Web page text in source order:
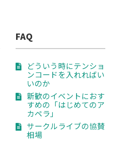
FAQ
どういう時にテンショ
ンコードを入れればい
いのか
新歓のイベントにおす
すめの「はじめてのア
カペラ」
サークルライブの協賛
相場